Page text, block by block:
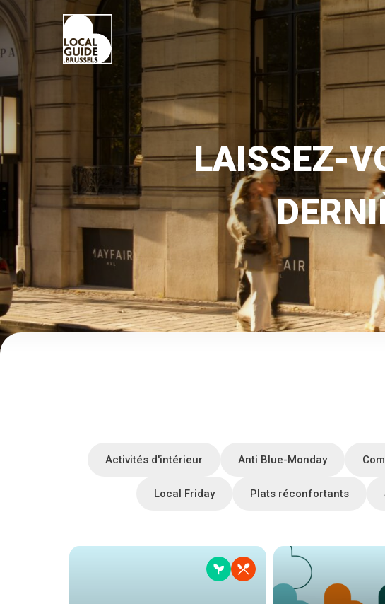
LAISSEZ-
Activités d'intérieur Anti Blue-Monday
Local Friday Plats réconfortants